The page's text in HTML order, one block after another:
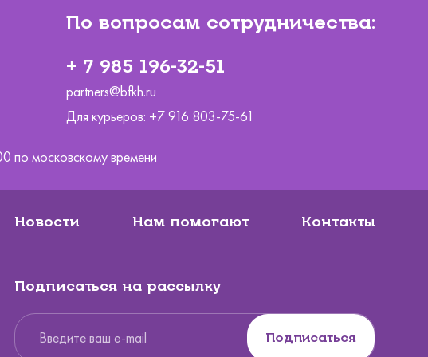
По вопросам сотрудничества:
+ 7 985 196-32-51
partners@bfkh.ru
Для курьеров: +7 916 803-75-61
по московскому времени
Новости Нам помогают Контакты
Подписаться на рассылку
Подписаться